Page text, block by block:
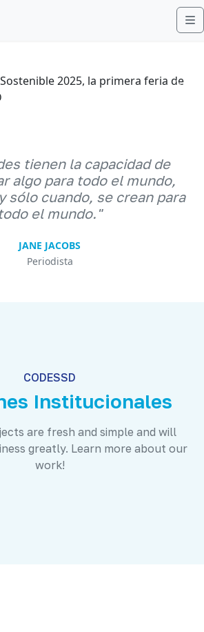
tienen la capacidad de
algo para todo el mundo,
sólo cuando, se crean para
todo el mundo."
JANE JACOBS
Periodista
CODESSD
Institucionales
are fresh and simple and will
greatly. Learn more about our
work!